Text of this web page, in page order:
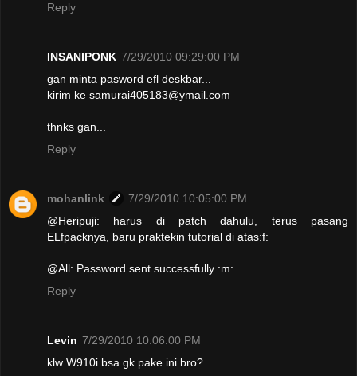
Reply
INSANIPONK 7/29/2010 09:29:00 PM
gan minta pasword efl deskbar...
kirim ke samurai405183@ymail.com
thnks gan...
Reply
mohanlink
7/29/2010 10:05:00 PM
@Heripuji: harus di patch dahulu, terus pasang
ELfpacknya, baru praktekin tutorial di atas:f:
@All: Password sent successfully :m:
Reply
Levin 7/29/2010 10:06:00 PM
klw W910i bsa gk pake ini bro?